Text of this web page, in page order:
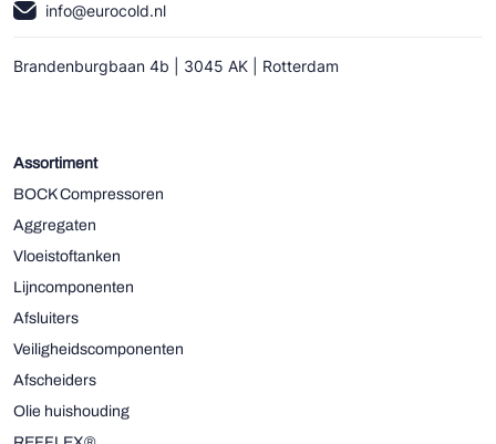
info@eurocold.nl
Brandenburgbaan 4b | 3045 AK | Rotterdam
Assortiment
BOCK Compressoren
Aggregaten
Vloeistoftanken
Lijncomponenten
Afsluiters
Veiligheidscomponenten
Afscheiders
Olie huishouding